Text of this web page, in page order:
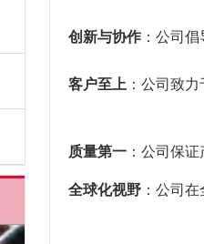
创新与协作 ：公司
客户至上 ：公司致
质量第一 ：公司保
全球化视野 ：公司